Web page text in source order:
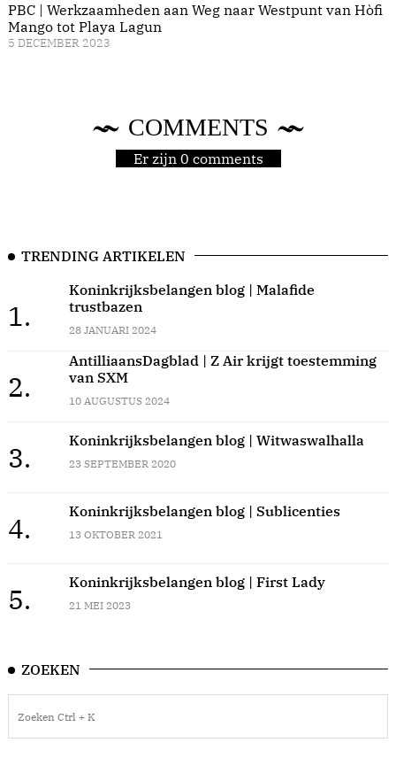
PBC | Werkzaamheden aan Weg naar Westpunt van Hòfi
Mango tot Playa Lagun
5 DECEMBER 2023
COMMENTS
Er zijn 0 comments
TRENDING ARTIKELEN
1.
Koninkrijksbelangen blog | Malafide
trustbazen
28 JANUARI 2024
2.
AntilliaansDagblad | Z Air krijgt toestemming
van SXM
10 AUGUSTUS 2024
3.
Koninkrijksbelangen blog | Witwaswalhalla
23 SEPTEMBER 2020
4.
Koninkrijksbelangen blog | Sublicenties
13 OKTOBER 2021
5.
Koninkrijksbelangen blog | First Lady
21 MEI 2023
ZOEKEN